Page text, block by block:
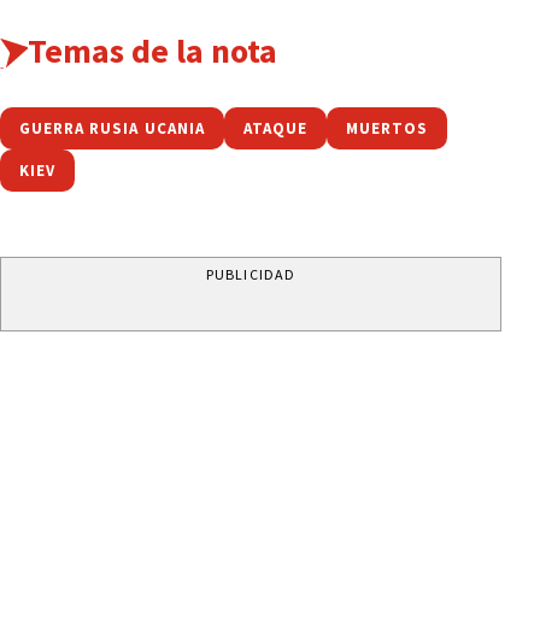
Temas de la nota
GUERRA RUSIA UCANIA ATAQUE MUERTOS
KIEV
PUBLICIDAD